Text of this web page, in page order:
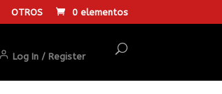
OTROS 0 elementos
Log In / Register